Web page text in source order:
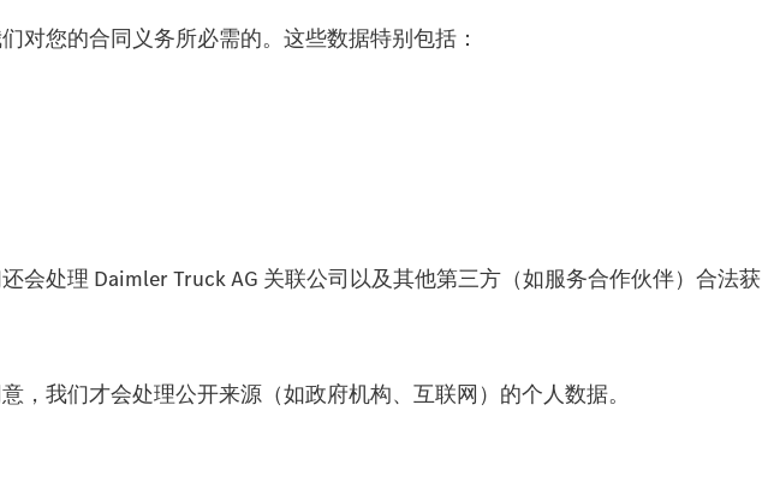
对您的合同义务所必需的。这些数据特别包括：
处理 Daimler Truck AG 关联公司以及其他第三方（如服务合作伙伴）合法获
我们才会处理公开来源（如政府机构、互联网）的个人数据。